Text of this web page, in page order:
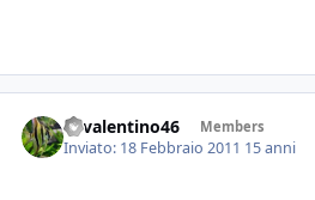
46valentino46 Members
Inviato: 18 Febbraio 2011 15 anni